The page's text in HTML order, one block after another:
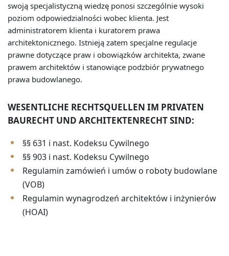
swoją specjalistyczną wiedzę ponosi szczególnie wysoki
poziom odpowiedzialności wobec klienta. Jest
administratorem klienta i kuratorem prawa
architektonicznego. Istnieją zatem specjalne regulacje
prawne dotyczące praw i obowiązków architekta, zwane
prawem architektów i stanowiące podzbiór prywatnego
prawa budowlanego.
WESENTLICHE RECHTSQUELLEN IM PRIVATEN
BAURECHT UND ARCHITEKTENRECHT SIND:
§§ 631 i nast. Kodeksu Cywilnego
§§ 903 i nast. Kodeksu Cywilnego
Regulamin zamówień i umów o roboty budowlane
(VOB)
Regulamin wynagrodzeń architektów i inżynierów
(HOAI)